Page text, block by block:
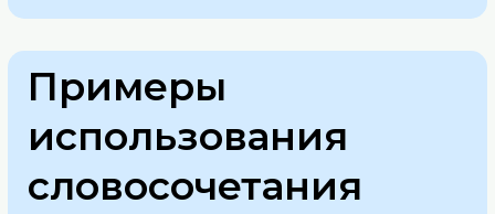
Примеры
использования
словосочетания